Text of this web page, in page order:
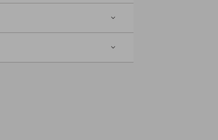
Ei kuivapesua. Ei rumpukuivausta.